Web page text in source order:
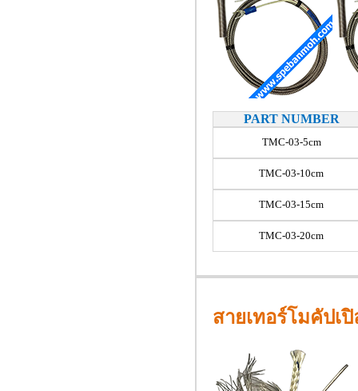
PART NUMBER
TMC-03-5cm
TMC-03-10cm
TMC-03-15cm
TMC-03-20cm
สายเทอร์โมคัปเ